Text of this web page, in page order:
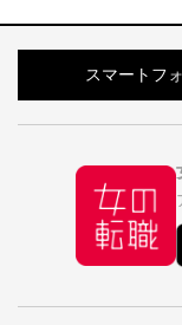
スマートフ